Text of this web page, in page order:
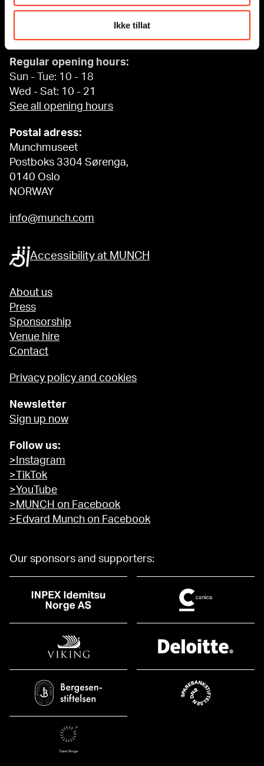
Ikke tillat
MUNCH, Bjørvika:
Edvard Munchs plass 1,
Regular opening hours:
Sun - Tue: 10 - 18
Wed - Sat: 10 - 21
See all opening hours
Postal adress:
Munchmuseet
Postboks 3304 Sørenga,
0140 Oslo
NORWAY
info@munch.com
Accessibility at MUNCH
About us
Press
Sponsorship
Venue hire
Contact
Privacy policy and cookies
Newsletter
Sign up now
Follow us:
>Instagram
>TikTok
>YouTube
>MUNCH on Facebook
>Edvard Munch on Facebook
Our sponsors and supporters: